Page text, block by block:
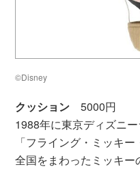
©Disney
クッション 5000円
1988年に東京ディズニ
「フライング・ミッキ
全国をまわったミッキー